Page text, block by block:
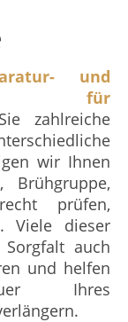
und
für
zahlreiche
wir Ihnen
Brühgruppe,
prüfen,
Viele dieser
auch
und helfen
Ihres